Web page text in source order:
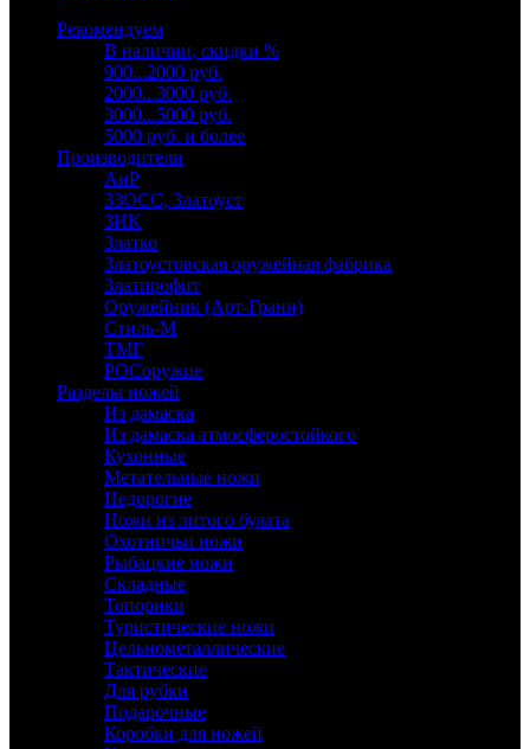
Рекомендуем
В наличии, скидки %
900...2000 руб.
2000...3000 руб.
3000...5000 руб.
5000 руб. и более
Производители
АиР
ЗЗОСС, Златоуст
ЗИК
Златко
Златоустовская оружейная фабрика
Златпрофит
Оружейник (Арт-Грани)
Стиль-М
ТМГ
РОСоружие
Разделы ножей
Из дамаска
Из дамаска атмосферостойкого
Кухонные
Метательные ножи
Недорогие
Ножи из литого булата
Охотничьи ножи
Рыбацкие ножи
Складные
Топорики
Туристические ножи
Цельнометаллические
Тактические
Для рубки
Подарочные
Коробки для ножей